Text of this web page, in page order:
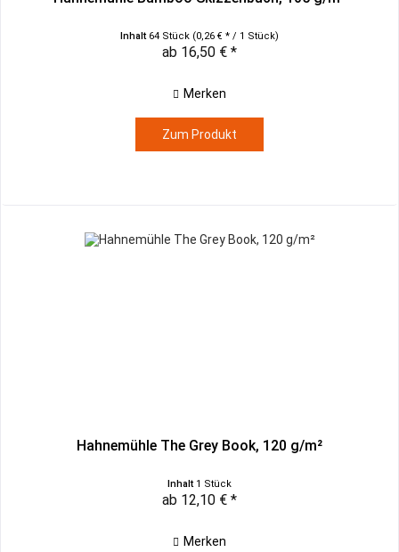
Inhalt 64 Stück (0,26 € * / 1 Stück)
ab 16,50 € *
Merken
Zum Produkt
Hahnemühle The Grey Book, 120 g/m²
Inhalt 1 Stück
ab 12,10 € *
Merken